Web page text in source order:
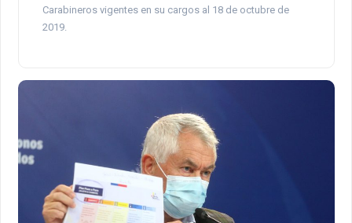
Carabineros vigentes en su cargos al 18 de octubre de
2019.